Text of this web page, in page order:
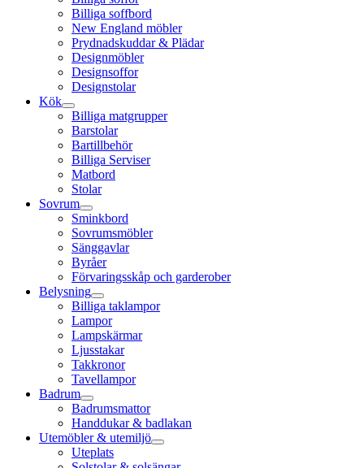
Billiga soffbord
New England möbler
Prydnadskuddar & Plädar
Designmöbler
Designsoffor
Designstolar
Kök
Billiga matgrupper
Barstolar
Bartillbehör
Billiga Serviser
Matbord
Stolar
Sovrum
Sminkbord
Sovrumsmöbler
Sänggavlar
Byråer
Förvaringsskåp och garderober
Belysning
Billiga taklampor
Lampor
Lampskärmar
Ljusstakar
Takkronor
Tavellampor
Badrum
Badrumsmattor
Handdukar & badlakan
Utemöbler & utemiljö
Uteplats